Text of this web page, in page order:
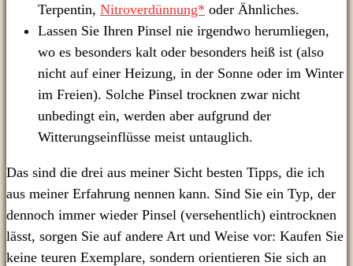
Terpentin, Nitroverdünnung* oder Ähnliches.
Lassen Sie Ihren Pinsel nie irgendwo herumliegen,
wo es besonders kalt oder besonders heiß ist (also
nicht auf einer Heizung, in der Sonne oder im Winter
im Freien). Solche Pinsel trocknen zwar nicht
unbedingt ein, werden aber aufgrund der
Witterungseinflüsse meist untauglich.
Das sind die drei aus meiner Sicht besten Tipps, die ich
aus meiner Erfahrung nennen kann. Sind Sie ein Typ, der
dennoch immer wieder Pinsel (versehentlich) eintrocknen
lässt, sorgen Sie auf andere Art und Weise vor: Kaufen Sie
keine teuren Exemplare, sondern orientieren Sie sich an